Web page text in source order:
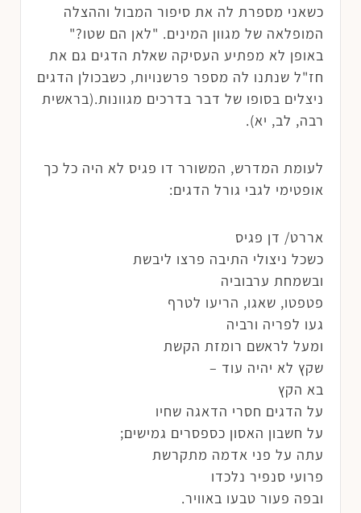
כשאני מספרת לה את סיפור המבול וההצלה
המופלאה של מגוון המינים. "לאן הם שטו?"
באופן לא מפתיע העסיקה שאלת הדגים גם את
חז"ל שנתנו לה מספר פרשנויות, כשבכולן הדגים
ניצלים בסופו של דבר בדרכים מגוונות.(בראשית
רבה, לב, יא).
לעומת המדרש, המשורר דו פגיס לא היה כל כך
אופטימי לגבי גורל הדגים:
אררט/ דן פגיס
כשכל ניצולי התיבה פרצו ליבשת
ובשמחת ערבוביה
פטפטו, שאגו, הריעו לטרף
געו לפריה ורביה
ומעל לראשם רומזת הקשת
שקץ לא יהיה עוד –
בא הקץ
על הדגים חסרי הדאגה שחיו
על חשבון האסון כספסרים גמישים;
עתה על פני אדמה מתקרשת
פרועי סנפיר נלכדו
ובפה פעור טבעו באוויר.